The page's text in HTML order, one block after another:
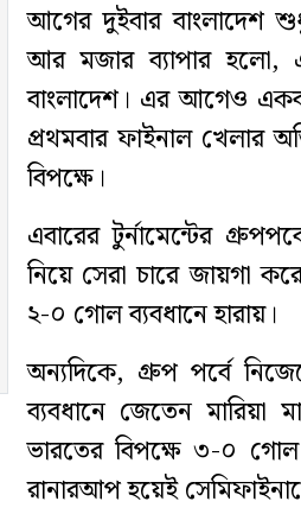
আগের দুইবার বাংলাদেশ
আর মজার ব্যাপার হলো,
বাংলাদেশ। এর আগেও
প্রথমবার ফাইনাল খেলার
বিপক্ষে।
এবারের টুর্নামেন্টের
নিয়ে সেরা চারে জায়গা
২-০ গোল ব্যবধানে হারায়।
অন্যদিকে, গ্রুপ পর্বে
ব্যবধানে জেতেন মারিয়া
ভারতের বিপক্ষে ৩-০ গোল
রানারআপ হয়েই